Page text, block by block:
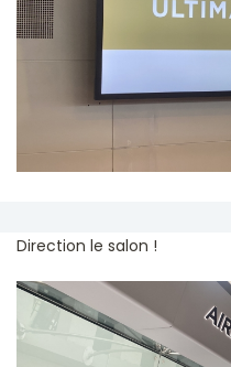
Direction le salon !